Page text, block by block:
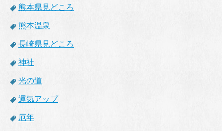
熊本県見どころ
熊本温泉
長崎県見どころ
神社
光の道
運気アップ
厄年